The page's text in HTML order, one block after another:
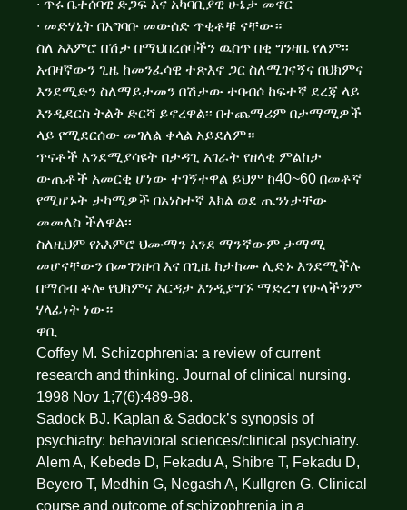
∙ ጥሩ ቤተሰባዊ ድጋፍ እና አካባቢያዊ ሁኔታ መኖር
∙ መድሃኒት በአግባቡ መውሰድ ጥቂቶቹ ናቸው።
ስለ አእምሮ በሽታ በማህበረሰባችን ዉስጥ በቂ ግንዛቤ የለም፡፡
አብዛኛውን ጊዜ ከመንፈሳዊ ተጽእኖ ጋር ስለሚገናኝና በህክምና
እንደሚድን ስለማይታመን በሽታው ተባብሶ ከፍተኛ ደረጃ ላይ
እንዲደርስ ትልቅ ድርሻ ይኖረዋል፡፡ በተጨማሪም በታማሚዎች
ላይ የሚደርሰው መገለል ቀላል አይደለም።
ጥናቶች እንደሚያሳዩት በታዳጊ አገራት የዘላቂ ምልከታ
ውጤቶች አመርቂ ሆነው ተገኝተዋል ይህም ከ40~60 በመቶኛ
የሚሆኑት ታካሚዎች በአነስተኛ እክል ወደ ጤንነታቸው
መመለስ ችለዋል፡፡
ስለዚህም የአእምሮ ህሙማን እንደ ማንኛውም ታማሚ
መሆናቸውን በመገንዘብ እና በጊዜ ከታከሙ ሊድኑ እንደሚችሉ
በማሰብ ቶሎ የህክምና እርዳታ እንዲያግኙ ማድረግ የሁላችንም
ሃላፊነት ነው።
ዋቢ
Coffey M. Schizophrenia: a review of current
research and thinking. Journal of clinical nursing.
1998 Nov 1;7(6):489-98.
Sadock BJ. Kaplan & Sadock’s synopsis of
psychiatry: behavioral sciences/clinical psychiatry.
Alem A, Kebede D, Fekadu A, Shibre T, Fekadu D,
Beyero T, Medhin G, Negash A, Kullgren G. Clinical
course and outcome of schizophrenia in a